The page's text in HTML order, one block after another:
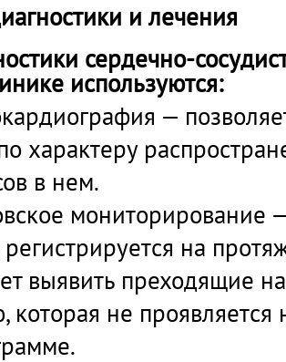
и лечения
сердечно-
используются:
—
характеру
в нем.
мониторирование
регистрируется на
выявить преходящие
не проявляется